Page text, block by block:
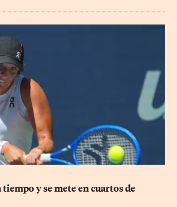
y se mete en cuartos de